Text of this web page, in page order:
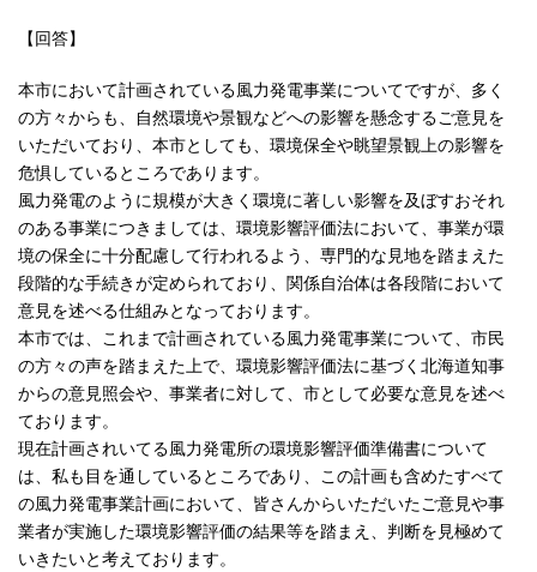
【回答】
本市において計画されている風力発電事業についてですが、多く
の方々からも、自然環境や景観などへの影響を懸念するご意見を
いただいており、本市としても、環境保全や眺望景観上の影響を
危惧しているところであります。
風力発電のように規模が大きく環境に著しい影響を及ぼすおそれ
のある事業につきましては、環境影響評価法において、事業が環
境の保全に十分配慮して行われるよう、専門的な見地を踏まえた
段階的な手続きが定められており、関係自治体は各段階において
意見を述べる仕組みとなっております。
本市では、これまで計画されている風力発電事業について、市民
の方々の声を踏まえた上で、環境影響評価法に基づく北海道知事
からの意見照会や、事業者に対して、市として必要な意見を述べ
ております。
現在計画されいてる風力発電所の環境影響評価準備書について
は、私も目を通しているところであり、この計画も含めたすべて
の風力発電事業計画において、皆さんからいただいたご意見や事
業者が実施した環境影響評価の結果等を踏まえ、判断を見極めて
いきたいと考えております。